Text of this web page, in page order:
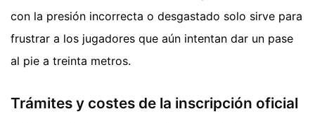
con la presión incorrecta o desgastado solo sirve para
frustrar a los jugadores que aún intentan dar un pase
al pie a treinta metros.
Trámites y costes de la inscripción oficial